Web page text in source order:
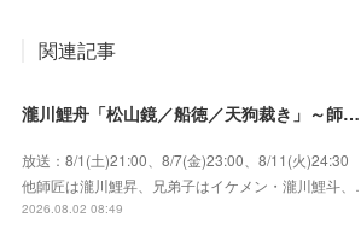
関連記事
瀧川鯉舟「松山鏡／船徳／天狗裁き」～師匠はあの唯一無二の雰囲気で爆笑をさらう瀧川鯉昇！
放送：8/1(土)21:00、8/7(金)23:00、8/11(火)24:30
他師匠は瀧川鯉昇、兄弟子はイケメン・瀧川鯉斗、…
2026.08.02 08:49